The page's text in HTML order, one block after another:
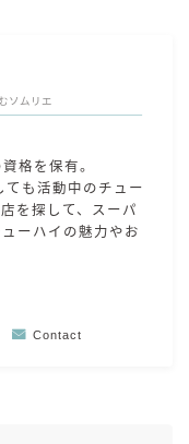
ソムリエ
格を保有。
ても活動中のチュー
を探して、スーパ
ーハイの魅力やお
Contact